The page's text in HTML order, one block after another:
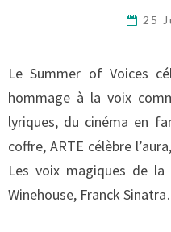
25
Le Summer of Voices
hommage à la voix
lyriques, du cinéma en
coffre, ARTE célèbre
Les voix magiques de la
Winehouse, Franck